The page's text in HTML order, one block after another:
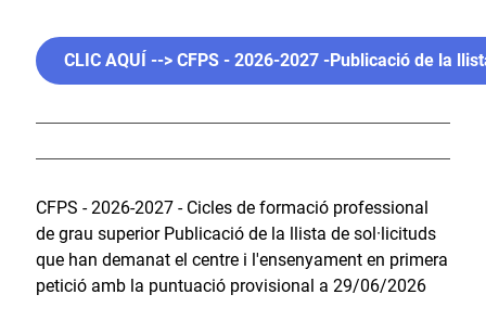
CLIC AQUÍ --> CFPS - 2026-2027 -Publicació de la
CFPS - 2026-2027 - Cicles de formació professional
de grau superior Publicació de la llista de sol·licituds
que han demanat el centre i l'ensenyament en primera
petició amb la puntuació provisional a 29/06/2026